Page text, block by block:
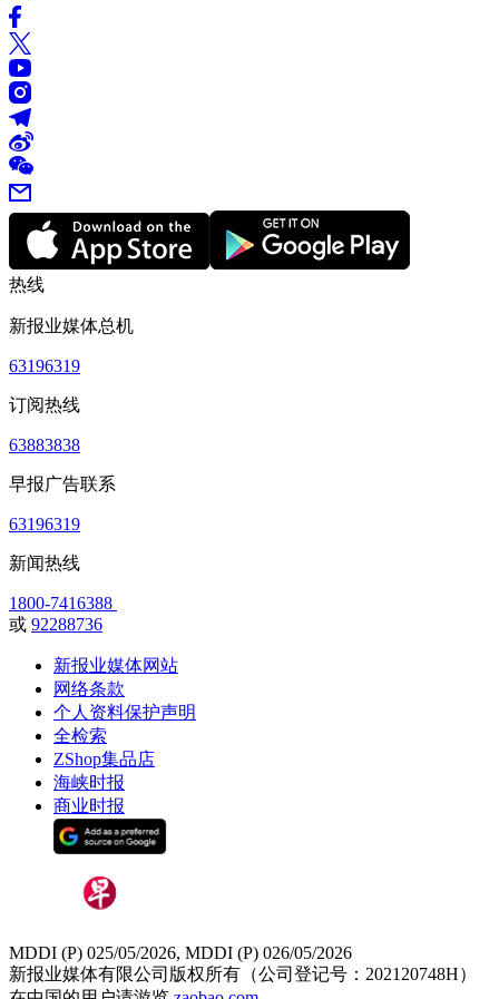
热线
新报业媒体总机
63196319
订阅热线
63883838
早报广告联系
63196319
新闻热线
1800-7416388
或 92288736
新报业媒体网站
网络条款
个人资料保护声明
全检索
ZShop集品店
海峡时报
商业时报
MDDI (P) 025/05/2026, MDDI (P) 026/05/2026
新报业媒体有限公司版权所有（公司登记号：202120748H）